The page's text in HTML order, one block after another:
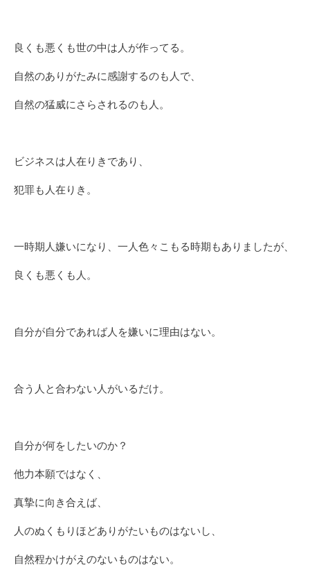
良くも悪くも世の中は人が作ってる。
自然のありがたみに感謝するのも人で、
自然の猛威にさらされるのも人。
ビジネスは人在りきであり、
犯罪も人在りき。
一時期人嫌いになり、一人色々こもる時期もありましたが、
良くも悪くも人。
自分が自分であれば人を嫌いに理由はない。
合う人と合わない人がいるだけ。
自分が何をしたいのか？
他力本願ではなく、
真摯に向き合えば、
人のぬくもりほどありがたいものはないし、
自然程かけがえのないものはない。